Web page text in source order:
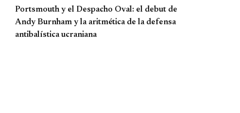
Portsmouth y el Despacho Oval: el debut de
Andy Burnham y la aritmética de la defensa
antibalística ucraniana